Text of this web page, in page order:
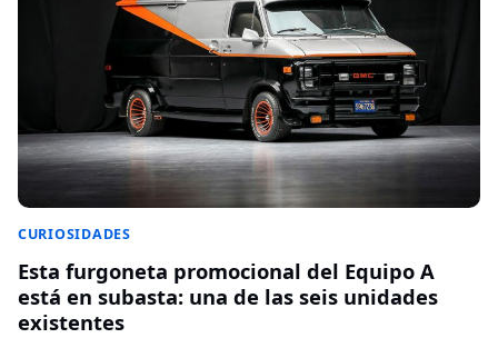
CURIOSIDADES
Esta furgoneta promocional del Equipo A
está en subasta: una de las seis unidades
existentes